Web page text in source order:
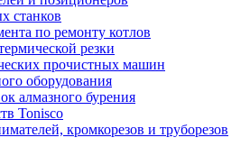
станков
по ремонту котлов
резки
прочистных машин
оборудования
алмазного бурения
Tonisco
кромкорезов и труборезов